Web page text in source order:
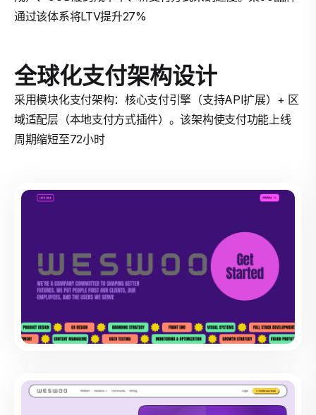
通过该体系将LTV提升27%
全球化支付架构设计
采用模块化支付架构：核心支付引擎（支持API扩展）+ 区
域适配层（本地支付方式插件）。该架构使支付功能上线
周期缩短至72小时